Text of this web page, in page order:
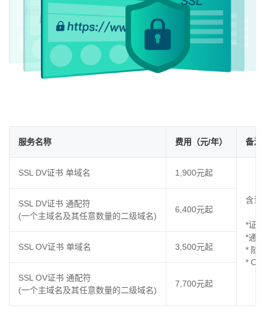
服务名称 费用（元/年） 备注
SSL DV证书 单域名 1,900元起
含证
*证
*通
* 随
* OV
SSL DV证书 通配符
(一个主域名及其任意数量的二级域名)
6,400元起
SSL OV证书 单域名 3,500元起
SSL OV证书 通配符
(一个主域名及其任意数量的二级域名)
7,700元起